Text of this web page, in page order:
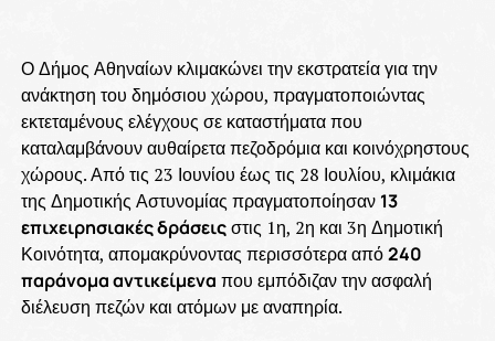
Ο Δήμος Αθηναίων κλιμακώνει την εκστρατεία για την
ανάκτηση του δημόσιου χώρου, πραγματοποιώντας
εκτεταμένους ελέγχους σε καταστήματα που
καταλαμβάνουν αυθαίρετα πεζοδρόμια και κοινόχρηστους
χώρους. Από τις 23 Ιουνίου έως τις 28 Ιουλίου, κλιμάκια
της Δημοτικής Αστυνομίας πραγματοποίησαν 13
επιχειρησιακές δράσειςστις 1η, 2η και 3η Δημοτική
Κοινότητα, απομακρύνοντας περισσότερα από240
παράνομα αντικείμενα που εμπόδιζαν την ασφαλή
διέλευση πεζών και ατόμων με αναπηρία.